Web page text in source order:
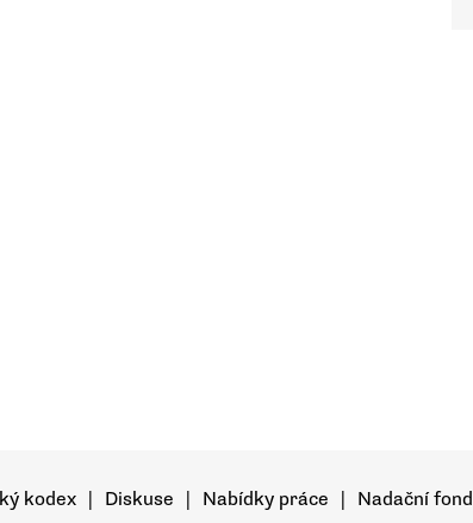
kodex Diskuse Nabídky práce Nadační fond